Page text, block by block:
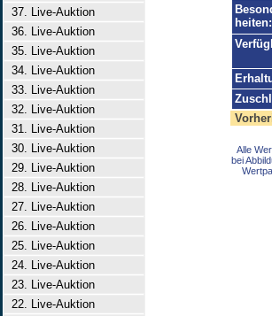
37. Live-Auktion
36. Live-Auktion
35. Live-Auktion
34. Live-Auktion
33. Live-Auktion
32. Live-Auktion
31. Live-Auktion
30. Live-Auktion
29. Live-Auktion
28. Live-Auktion
27. Live-Auktion
26. Live-Auktion
25. Live-Auktion
24. Live-Auktion
23. Live-Auktion
22. Live-Auktion
heiten:
Alle
bei